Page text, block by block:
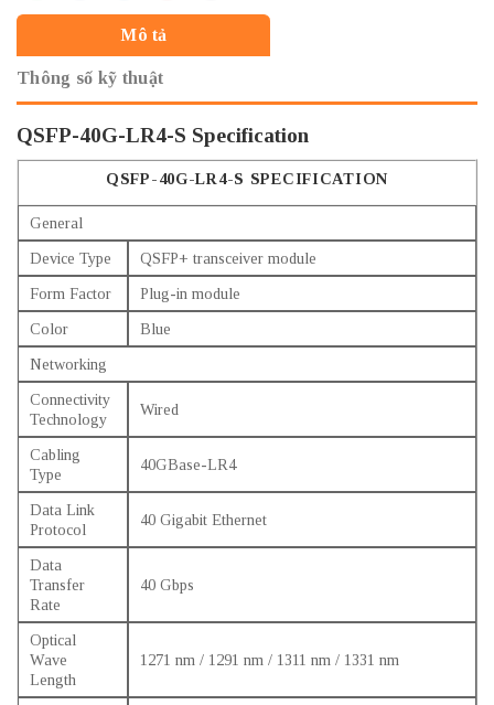
Mô tả
Thông số kỹ thuật
QSFP-40G-LR4-S Specification
QSFP-40G-LR4-S SPECIFICATION
General
Device Type
QSFP+ transceiver module
Form Factor
Plug-in module
Color
Blue
Networking
Connectivity
Technology
Wired
Cabling
Type
40GBase-LR4
Data Link
Protocol
40 Gigabit Ethernet
Data
Transfer
Rate
40 Gbps
Optical
Wave
Length
1271 nm / 1291 nm / 1311 nm / 1331 nm